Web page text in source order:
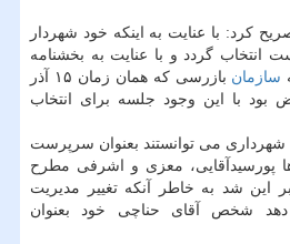
كرد: با عنایت به اینكه خود شهردار
انتخاب گردد و با عنایت به بخشنامه
سازمان
بازرسی كه همان زمان ۱۵ آذر
بود با این وجود جلسه برای انتخاب
شهرداری می توانستند بعنوان سرپرست
پورسیدآقایی، معزی و اشرفی مطرح
این شد به خاطر آنكه تغییر مدیریت
شخص آقای حناچی خود بعنوان